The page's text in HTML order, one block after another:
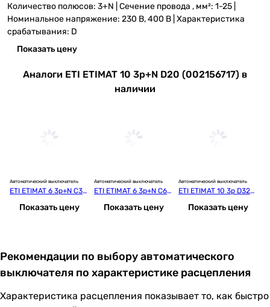
Количество полюсов: 3+N | Сечение провода , мм²: 1-25 |
Номинальное напряжение: 230 В, 400 В | Характеристика
срабатывания: D
Показать цену
Аналоги ETI ETIMAT 10 3p+N D20 (002156717) в
наличии
Автоматический выключатель
ETI ETIMAT 6 3p+N C32
Показать цену
Автоматический выключатель
ETI ETIMAT 6 3p+N C63
Показать цену
Автоматический выключатель
ETI ETIMAT 10 3p D32
Показать цену
Рекомендации по выбору автоматического
выключателя по характеристике расцепления
Характеристика расцепления показывает то, как быстро